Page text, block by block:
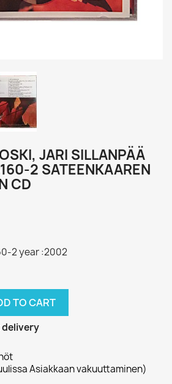
JARI SILLANPÄÄ
2 SATEENKAAREN
CD
2 year :2002
TO CART
Asiakkaan vakuuttaminen)